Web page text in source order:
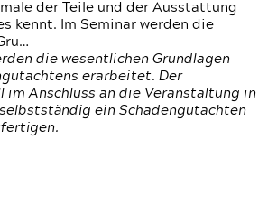
der Teile und der Ausstattung
kennt. Im Seminar werden die
die wesentlichen Grundlagen
erarbeitet. Der
im Anschluss an die Veranstaltung in
ein Schadengutachten